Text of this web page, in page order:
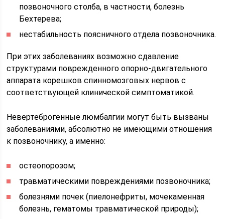
позвоночного столба, в частности, болезнь
Бехтерева;
нестабильность поясничного отдела позвоночника.
При этих заболеваниях возможно сдавление
структурами поврежденного опорно-двигательного
аппарата корешков спинномозговых нервов с
соответствующей клинической симптоматикой.
Невертеброгенные люмбалгии могут быть вызваны
заболеваниями, абсолютно не имеющими отношения
к позвоночнику, а именно:
остеопорозом;
травматическими повреждениями позвоночника;
болезнями почек (пиелонефриты, мочекаменная
болезнь, гематомы травматической природы);